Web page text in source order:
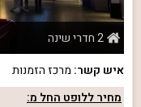
2 חדרי שינה
איש קשר: מרכז הזמנות
מחיר ללופט החל מ: